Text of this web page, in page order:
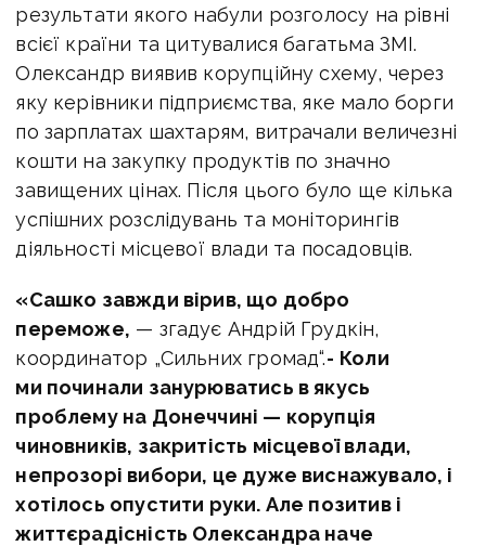
результати якого набули розголосу на рівні
всієї країни та цитувалися багатьма ЗМІ.
Олександр виявив корупційну схему, через
яку керівники підприємства, яке мало борги
по зарплатах шахтарям, витрачали величезні
кошти на закупку продуктів по значно
завищених цінах. Після цього було ще кілька
успішних розслідувань та моніторингів
діяльності місцевої влади та посадовців.
«Сашко завжди вірив, що добро
переможе, — згадує Андрій Грудкін,
координатор „Сильних громад“.- Коли
ми починали занурюватись в якусь
проблему на Донеччині — корупція
чиновників, закритість місцевої влади,
непрозорі вибори, це дуже виснажувало, і
хотілось опустити руки. Але позитив і
життєрадісність Олександра наче